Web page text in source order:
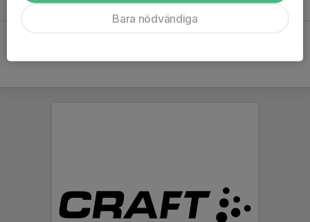
17 mar, 08:00 0
Bara nödvändiga